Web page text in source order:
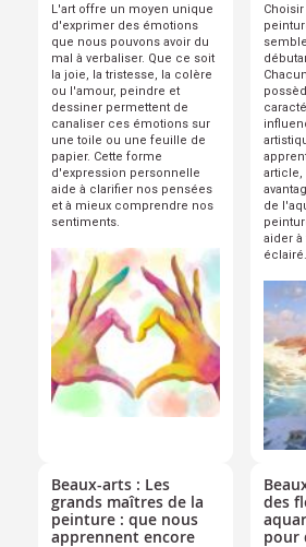
L'art offre un moyen unique
d'exprimer des émotions
que nous pouvons avoir du
mal à verbaliser. Que ce soit
la joie, la tristesse, la colère
ou l'amour, peindre et
dessiner permettent de
canaliser ces émotions sur
une toile ou une feuille de
papier. Cette forme
d'expression personnelle
aide à clarifier nos pensées
et à mieux comprendre nos
sentiments.
article,
de
aider
éclairé.
Beaux-arts : Les
grands maîtres de la
peinture : que nous
apprennent encore
des
pour